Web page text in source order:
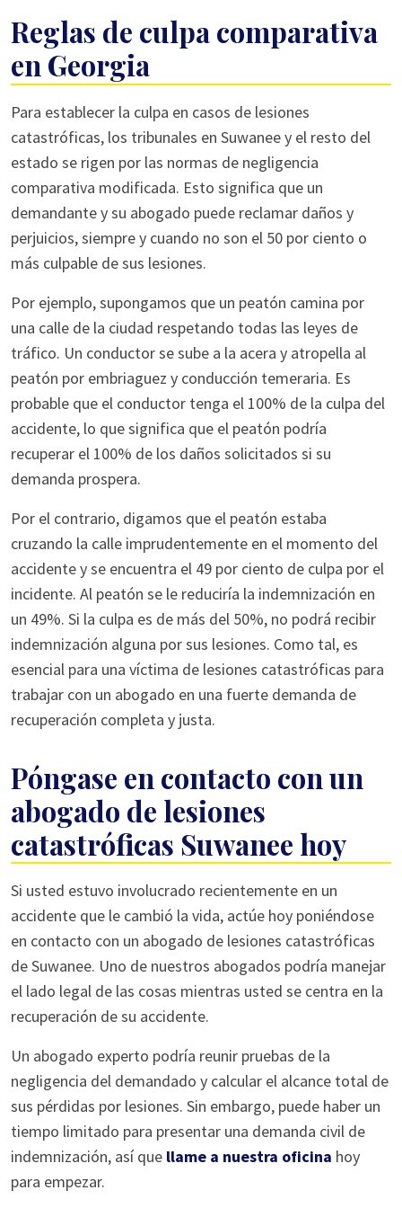
Reglas de culpa comparativa
en Georgia
Para establecer la culpa en casos de lesiones
catastróficas, los tribunales en Suwanee y el resto del
estado se rigen por las normas de negligencia
comparativa modificada. Esto significa que un
demandante y su abogado puede reclamar daños y
perjuicios, siempre y cuando no son el 50 por ciento o
más culpable de sus lesiones.
Por ejemplo, supongamos que un peatón camina por
una calle de la ciudad respetando todas las leyes de
tráfico. Un conductor se sube a la acera y atropella al
peatón por embriaguez y conducción temeraria. Es
probable que el conductor tenga el 100% de la culpa del
accidente, lo que significa que el peatón podría
recuperar el 100% de los daños solicitados si su
demanda prospera.
Por el contrario, digamos que el peatón estaba
cruzando la calle imprudentemente en el momento del
accidente y se encuentra el 49 por ciento de culpa por el
incidente. Al peatón se le reduciría la indemnización en
un 49%. Si la culpa es de más del 50%, no podrá recibir
indemnización alguna por sus lesiones. Como tal, es
esencial para una víctima de lesiones catastróficas para
trabajar con un abogado en una fuerte demanda de
recuperación completa y justa.
Póngase en contacto con un
abogado de lesiones
catastróficas Suwanee hoy
Si usted estuvo involucrado recientemente en un
accidente que le cambió la vida, actúe hoy poniéndose
en contacto con un abogado de lesiones catastróficas
de Suwanee. Uno de nuestros abogados podría manejar
el lado legal de las cosas mientras usted se centra en la
recuperación de su accidente.
Un abogado experto podría reunir pruebas de la
negligencia del demandado y calcular el alcance total de
sus pérdidas por lesiones. Sin embargo, puede haber un
tiempo limitado para presentar una demanda civil de
indemnización, así que llame a nuestra oficina hoy
para empezar.